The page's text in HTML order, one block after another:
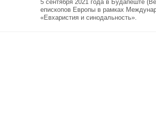
5 сентября 2021 года в Будапеште
епископов Европы в рамках
«Евхаристия и синодальность».